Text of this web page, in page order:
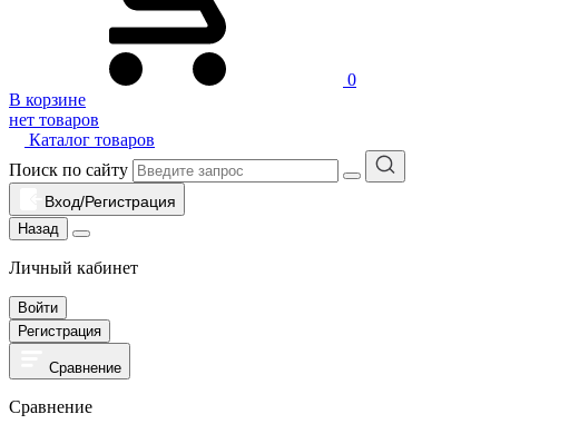
0
В корзине
нет товаров
Каталог товаров
Поиск по сайту
Вход/Регистрация
Назад
Личный кабинет
Войти
Регистрация
Сравнение
Сравнение